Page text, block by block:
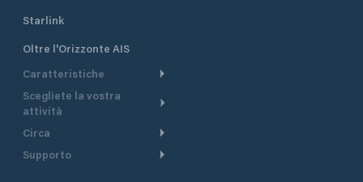
Starlink
Oltre l'Orizzonte AIS
Caratteristiche
Itinerario meteorologico
Itinerario per motoscafi
Pianifica partenza
Scegliete la vostra
attività
Crociera
Navigazione a motore
Circa
Panoramica
Supporto